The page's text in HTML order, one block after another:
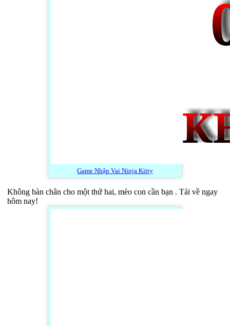
Game Nhập Vai Ninja Kitty
Không bàn chân cho một thứ hai, mèo con cần bạn . Tải về ngay
hôm nay!